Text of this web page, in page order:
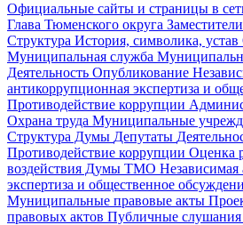
Официальные сайты и страницы в
Глава Тюменского округа
Структура История, символика, устав
Муниципальная служба
Деятельность Опубликование
антикоррупционная экспертиза и
Противодействие коррупции
Охрана труда Муниципальные
Структура Думы Депутаты
Противодействие коррупции Оценка
воздействия Думы ТМО Независимая
экспертиза и общественное
Муниципальные правовые акты
правовых актов Публичные слушания